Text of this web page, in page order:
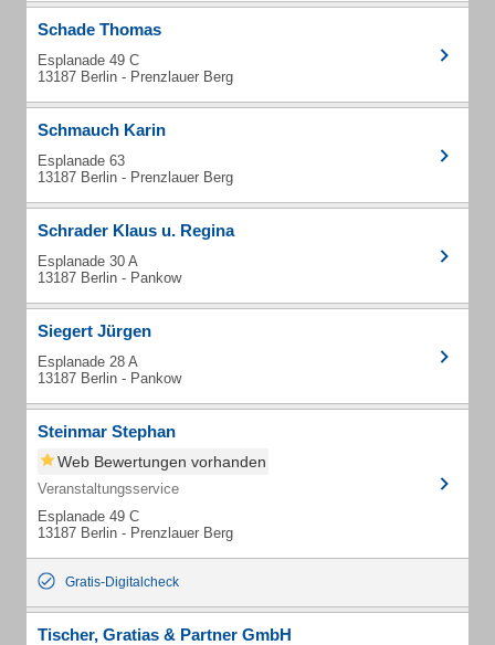
Schade Thomas
Esplanade 49 C
13187 Berlin - Prenzlauer Berg
Schmauch Karin
Esplanade 63
13187 Berlin - Prenzlauer Berg
Schrader Klaus u. Regina
Esplanade 30 A
13187 Berlin - Pankow
Siegert Jürgen
Esplanade 28 A
13187 Berlin - Pankow
Steinmar Stephan
Web Bewertungen vorhanden
Veranstaltungsservice
Esplanade 49 C
13187 Berlin - Prenzlauer Berg
Gratis-Digitalcheck
Tischer, Gratias & Partner GmbH